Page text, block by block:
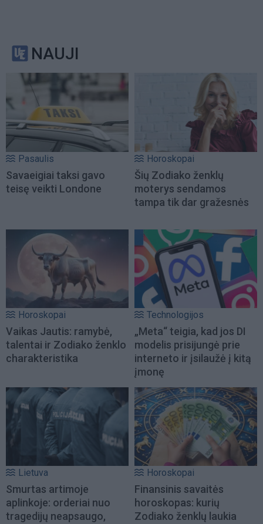
NAUJI
Pasaulis
Savaeigiai taksi gavo
teisę veikti Londone
Horoskopai
Šių Zodiako ženklų
moterys sendamos
tampa tik dar gražesnės
Horoskopai
Vaikas Jautis: ramybė,
talentai ir Zodiako ženklo
charakteristika
Technologijos
„Meta“ teigia, kad jos DI
modelis prisijungė prie
interneto ir įsilaužė į kitą
įmonę
Lietuva
Smurtas artimoje
aplinkoje: orderiai nuo
tragedijų neapsaugo,
Horoskopai
Finansinis savaitės
horoskopas: kurių
Zodiako ženklų laukia